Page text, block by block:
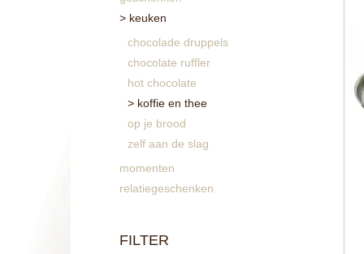
keuken
chocolade druppels
chocolate ruffler
hot chocolate
koffie en thee
op je brood
zelf aan de slag
momenten
relatiegeschenken
FILTER